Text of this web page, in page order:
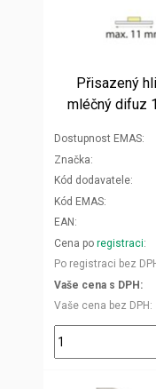
Přisazený
mléčný difuz
Dostupnost EMAS
Značka
Kód dodavatele
Kód EMAS
EAN
Cena po registraci
Po registraci bez
Vaše cena s DPH
Vaše cena bez DPH